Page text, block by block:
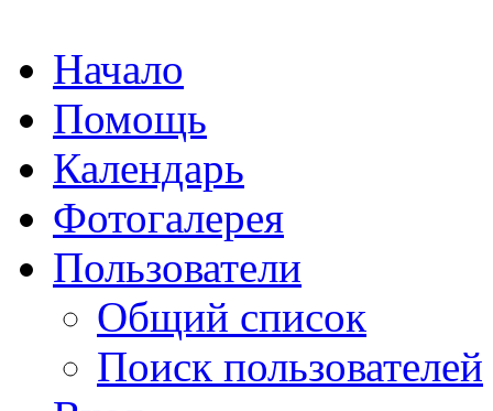
Начало
Помощь
Календарь
Фотогалерея
Пользователи
Общий список
Поиск пользователей